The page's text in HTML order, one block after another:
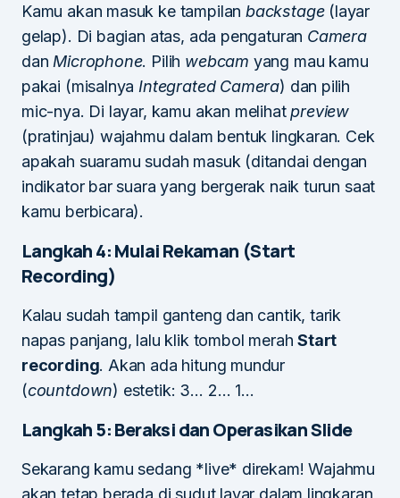
Kamu akan masuk ke tampilan backstage(layar
gelap). Di bagian atas, ada pengaturan Camera
dan Microphone. Pilih webcam yang mau kamu
pakai (misalnya Integrated Camera) dan pilih
mic-nya. Di layar, kamu akan melihatpreview
(pratinjau) wajahmu dalam bentuk lingkaran. Cek
apakah suaramu sudah masuk (ditandai dengan
indikator bar suara yang bergerak naik turun saat
kamu berbicara).
Langkah 4: Mulai Rekaman (Start
Recording)
Kalau sudah tampil ganteng dan cantik, tarik
napas panjang, lalu klik tombol merahStart
recording. Akan ada hitung mundur
(countdown) estetik: 3… 2… 1…
Langkah 5: Beraksi dan Operasikan Slide
Sekarang kamu sedang *live* direkam! Wajahmu
akan tetap berada di sudut layar dalam lingkaran